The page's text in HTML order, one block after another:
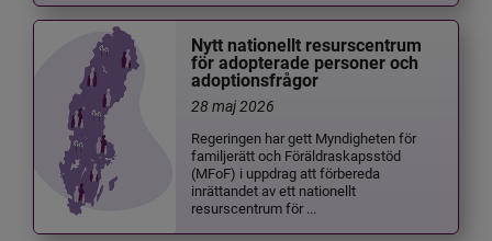
Nytt nationellt resurscentrum
för adopterade personer och
adoptionsfrågor
28 maj 2026
Regeringen har gett Myndigheten för
familjerätt och Föräldraskapsstöd
(MFoF) i uppdrag att förbereda
inrättandet av ett nationellt
resurscentrum för ...